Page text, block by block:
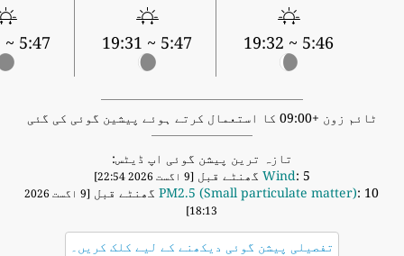
5:46 ~ 19:32
5:47 ~ 19:31
5:47 ~ 19:29
ٹائم زون +09:00 کا استعمال کرتے ہوئے پیشین گوئی کی گئی
تازہ ترین پیشن گوئی اپ ڈیٹس:
Wind : 5 گھنٹے قبل
PM2.5 (Small particulate matter) : 10 گھنٹے قبل
[9 اگست 2026
18:13]
تفصیلی پیشن گوئی دیکھنے کے لیے کلک کریں۔